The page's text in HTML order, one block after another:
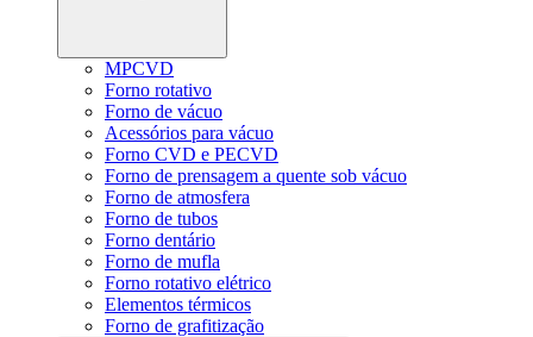
MPCVD
Forno rotativo
Forno de vácuo
Acessórios para vácuo
Forno CVD e PECVD
Forno de prensagem a quente sob vácuo
Forno de atmosfera
Forno de tubos
Forno dentário
Forno de mufla
Forno rotativo elétrico
Elementos térmicos
Forno de grafitização